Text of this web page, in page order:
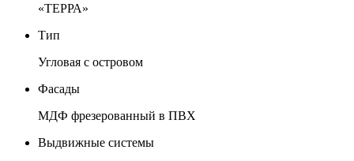
«ТЕРРА»
Тип
Угловая с островом
Фасады
МДФ фрезерованный в ПВХ
Выдвижные системы